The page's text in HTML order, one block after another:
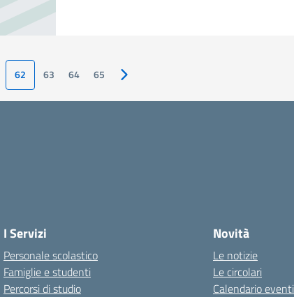
62 63 64 65 Pagina successiva
I Servizi
Personale scolastico
Famiglie e studenti
Percorsi di studio
Novità
Le notizie
Le circolari
Calendario eventi